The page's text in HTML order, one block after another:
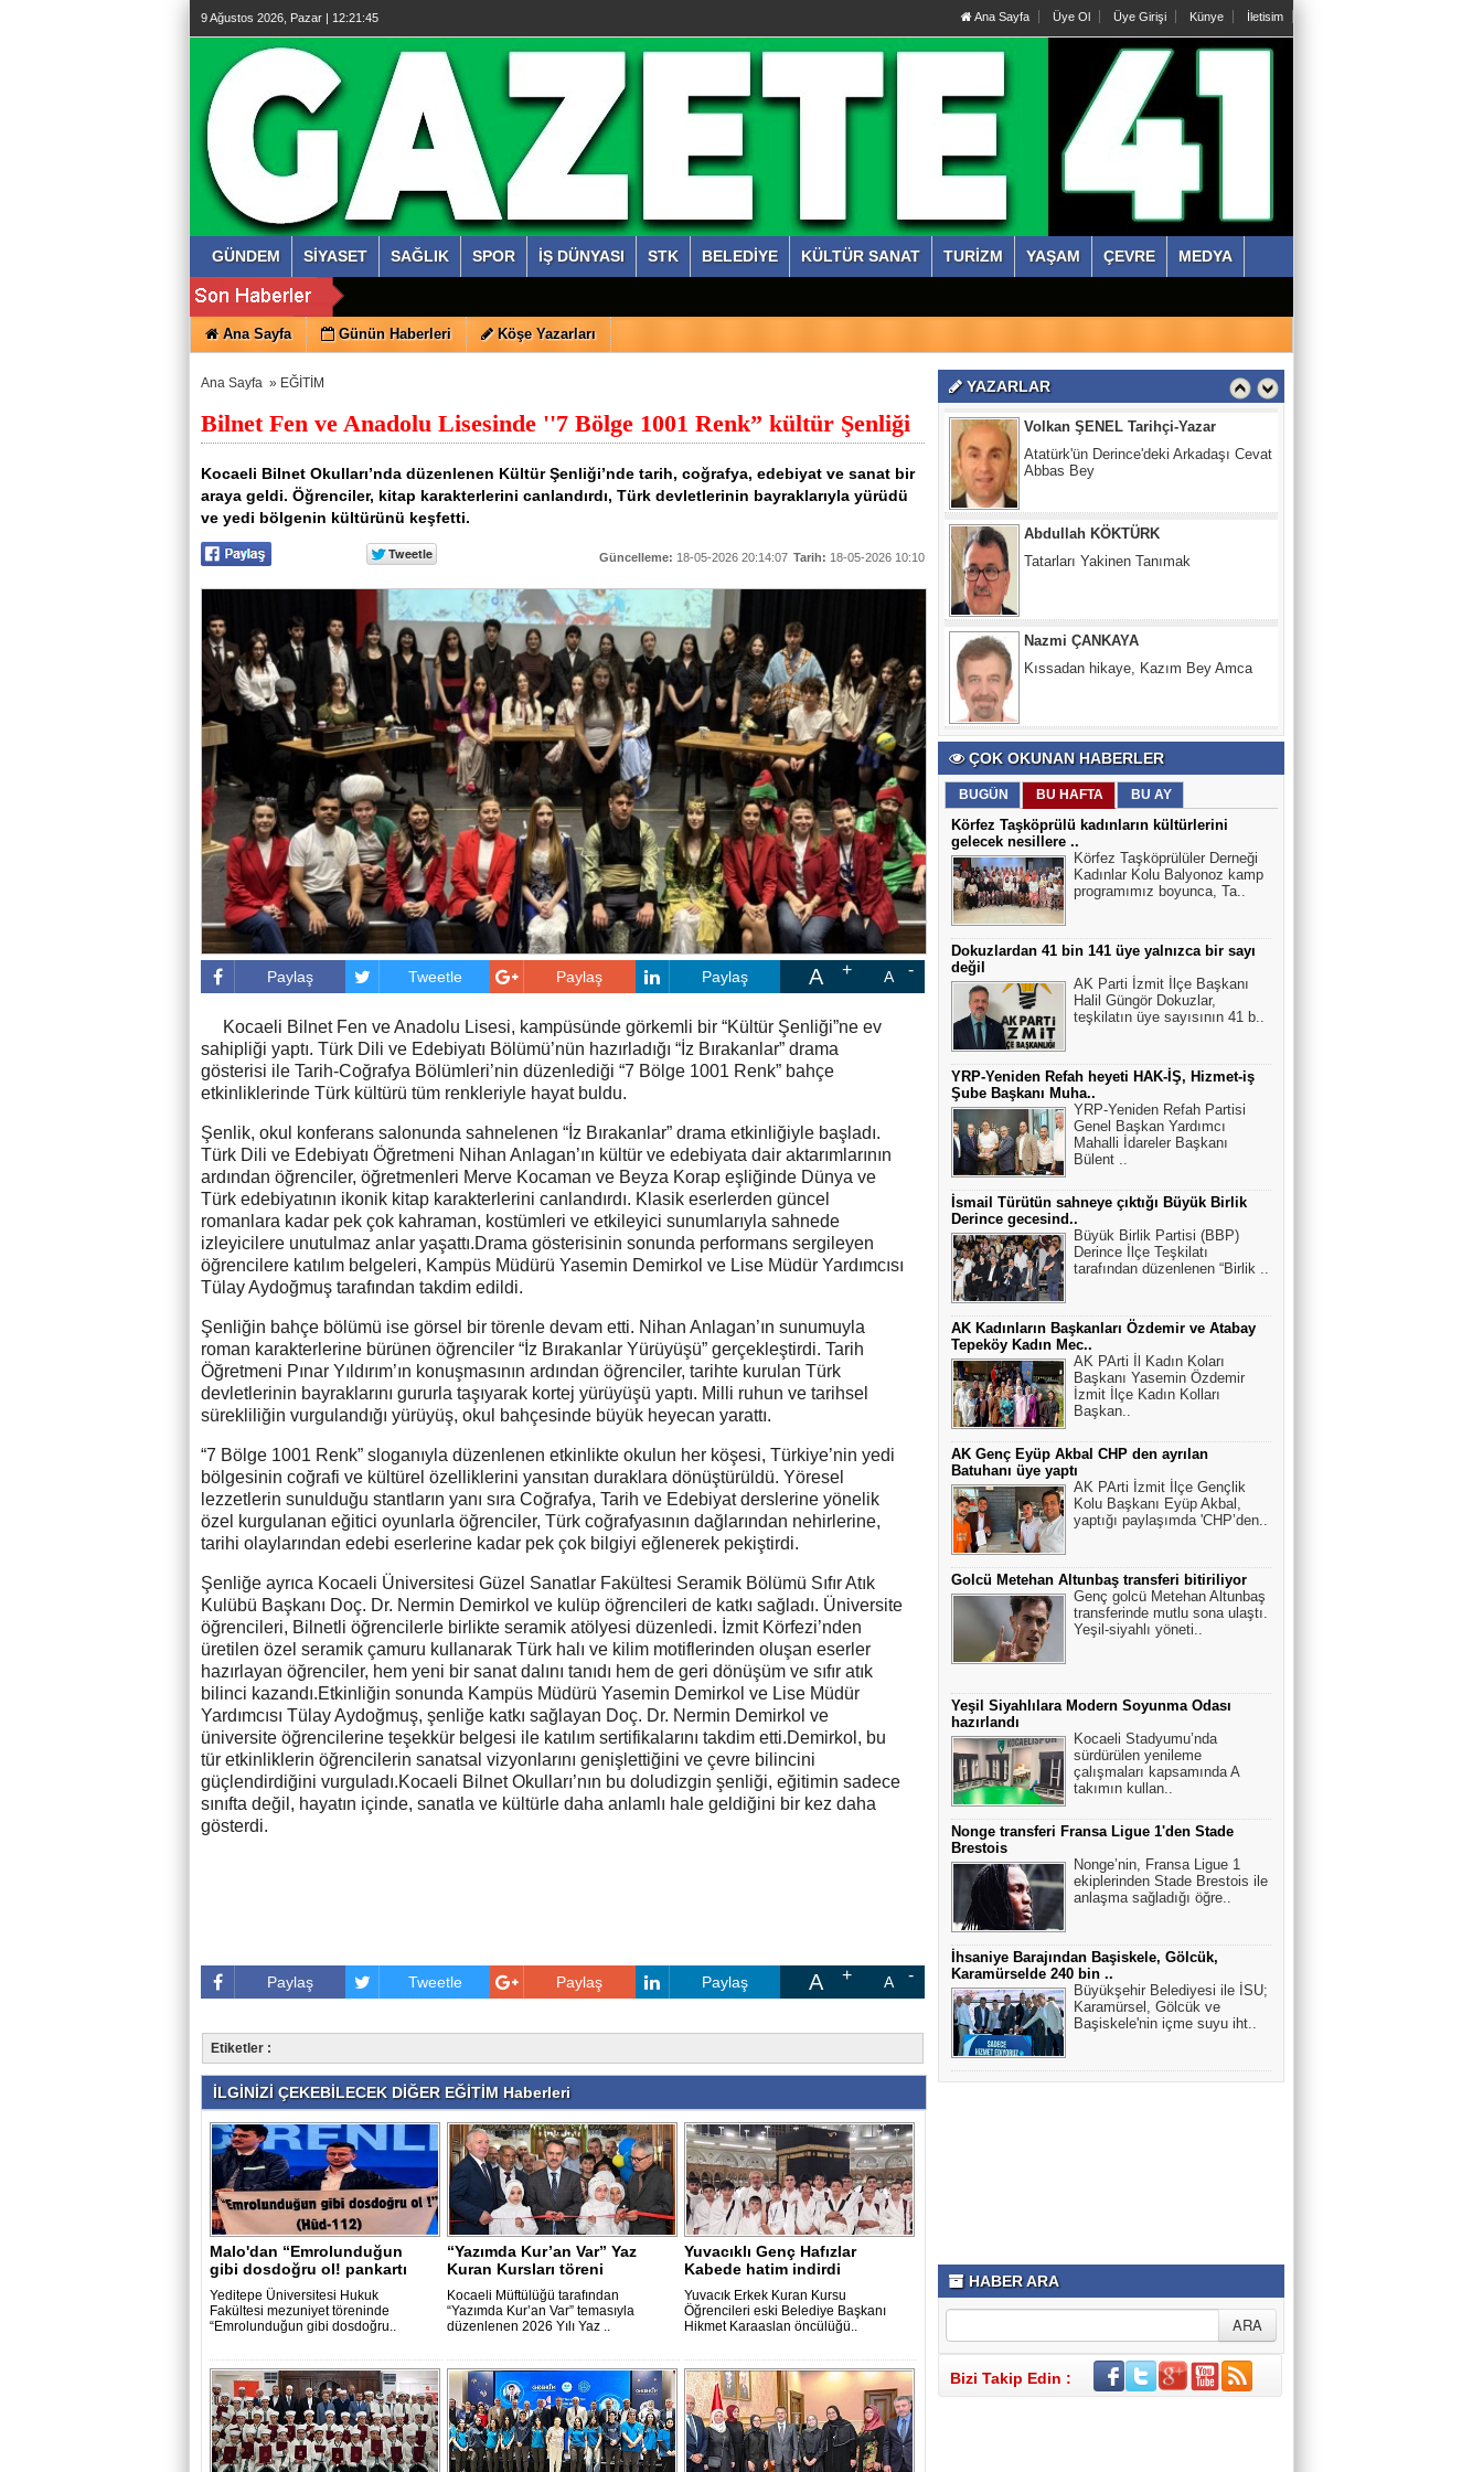
9 Ağustos 2026, Pazar | 12:21:46 Ana Sayfa Üye Ol Üye Girişi Künye İletisim
GÜNDEM SİYASET SAĞLIK SPOR İŞ DÜNYASI STK BELEDİYE KÜLTÜR SANAT TURİZM YAŞAM ÇEVRE MEDYA
Ana Sayfa Günün Haberleri Köşe Yazarları
Ana Sayfa » EĞİTİM
Bilnet Fen ve Anadolu Lisesinde ''7 Bölge 1001 Renk” kültür Şenliği
Kocaeli Bilnet Okulları’nda düzenlenen Kültür Şenliği’nde tarih, coğrafya, edebiyat ve sanat bir
araya geldi. Öğrenciler, kitap karakterlerini canlandırdı, Türk devletlerinin bayraklarıyla yürüdü
ve yedi bölgenin kültürünü keşfetti.
Güncelleme: 18-05-2026 20:14:07 Tarih: 18-05-2026 10:10
Paylaş Tweetle Paylaş Paylaş A A
Kocaeli Bilnet Fen ve Anadolu Lisesi, kampüsünde görkemli bir “Kültür Şenliği”ne ev
sahipliği yaptı. Türk Dili ve Edebiyatı Bölümü’nün hazırladığı “İz Bırakanlar” drama
gösterisi ile Tarih-Coğrafya Bölümleri’nin düzenlediği “7 Bölge 1001 Renk” bahçe
etkinliklerinde Türk kültürü tüm renkleriyle hayat buldu.
Şenlik, okul konferans salonunda sahnelenen “İz Bırakanlar” drama etkinliğiyle başladı.
Türk Dili ve Edebiyatı Öğretmeni Nihan Anlagan’ın kültür ve edebiyata dair aktarımlarının
ardından öğrenciler, öğretmenleri Merve Kocaman ve Beyza Korap eşliğinde Dünya ve
Türk edebiyatının ikonik kitap karakterlerini canlandırdı. Klasik eserlerden güncel
romanlara kadar pek çok kahraman, kostümleri ve etkileyici sunumlarıyla sahnede
izleyicilere unutulmaz anlar yaşattı.Drama gösterisinin sonunda performans sergileyen
öğrencilere katılım belgeleri, Kampüs Müdürü Yasemin Demirkol ve Lise Müdür Yardımcısı
Tülay Aydoğmuş tarafından takdim edildi.
Şenliğin bahçe bölümü ise görsel bir törenle devam etti. Nihan Anlagan’ın sunumuyla
roman karakterlerine bürünen öğrenciler “İz Bırakanlar Yürüyüşü” gerçekleştirdi. Tarih
Öğretmeni Pınar Yıldırım’ın konuşmasının ardından öğrenciler, tarihte kurulan Türk
devletlerinin bayraklarını gururla taşıyarak kortej yürüyüşü yaptı. Milli ruhun ve tarihsel
sürekliliğin vurgulandığı yürüyüş, okul bahçesinde büyük heyecan yarattı.
“7 Bölge 1001 Renk” sloganıyla düzenlenen etkinlikte okulun her köşesi, Türkiye’nin yedi
bölgesinin coğrafi ve kültürel özelliklerini yansıtan duraklara dönüştürüldü. Yöresel
lezzetlerin sunulduğu stantların yanı sıra Coğrafya, Tarih ve Edebiyat derslerine yönelik
özel kurgulanan eğitici oyunlarla öğrenciler, Türk coğrafyasının dağlarından nehirlerine,
tarihi olaylarından edebi eserlerine kadar pek çok bilgiyi eğlenerek pekiştirdi.
Şenliğe ayrıca Kocaeli Üniversitesi Güzel Sanatlar Fakültesi Seramik Bölümü Sıfır Atık
Kulübü Başkanı Doç. Dr. Nermin Demirkol ve kulüp öğrencileri de katkı sağladı. Üniversite
öğrencileri, Bilnetli öğrencilerle birlikte seramik atölyesi düzenledi. İzmit Körfezi’nden
üretilen özel seramik çamuru kullanarak Türk halı ve kilim motiflerinden oluşan eserler
hazırlayan öğrenciler, hem yeni bir sanat dalını tanıdı hem de geri dönüşüm ve sıfır atık
bilinci kazandı.Etkinliğin sonunda Kampüs Müdürü Yasemin Demirkol ve Lise Müdür
Yardımcısı Tülay Aydoğmuş, şenliğe katkı sağlayan Doç. Dr. Nermin Demirkol ve
üniversite öğrencilerine teşekkür belgesi ile katılım sertifikalarını takdim etti.Demirkol, bu
tür etkinliklerin öğrencilerin sanatsal vizyonlarını genişlettiğini ve çevre bilincini
güçlendirdiğini vurguladı.Kocaeli Bilnet Okulları’nın bu doludizgin şenliği, eğitimin sadece
sınıfta değil, hayatın içinde, sanatla ve kültürle daha anlamlı hale geldiğini bir kez daha
gösterdi.
Paylaş Tweetle Paylaş Paylaş A A
Etiketler :
İLGİNİZİ ÇEKEBİLECEK DİĞER EĞİTİM Haberleri
Malo'dan “Emrolunduğun
gibi dosdoğru ol! pankartı
Yeditepe Üniversitesi Hukuk
Fakültesi mezuniyet töreninde
“Emrolunduğun gibi dosdoğru..
“Yazımda Kur’an Var” Yaz
Kuran Kursları töreni
Kocaeli Müftülüğü tarafından
“Yazımda Kur’an Var” temasıyla
düzenlenen 2026 Yılı Yaz ..
Yuvacıklı Genç Hafızlar
Kabede hatim indirdi
Yuvacık Erkek Kuran Kursu
Öğrencileri eski Belediye Başkanı
Hikmet Karaaslan öncülüğü..
YAZARLAR
Abdullah KÖKTÜRK
Tatarları Yakinen Tanımak
Nazmi ÇANKAYA
Kıssadan hikaye, Kazım Bey Amca
Süleyman DURAK
Başiskelede Özlü'nün Tarih Yolu Projesi
Atatürk'ün Derince'deki Arkadaşı Cevat
Abbas Bey
Abdullah KÖKTÜRK
Tatarları Yakinen Tanımak
Nazmi ÇANKAYA
Süleyman DURAK
ÇOK OKUNAN HABERLER
BUGÜN BU HAFTA BU AY
Körfez Taşköprülü kadınların kültürlerini
gelecek nesillere ..
Körfez Taşköprülüler Derneği
Kadınlar Kolu Balyonoz kamp
programımız boyunca, Ta..
Dokuzlardan 41 bin 141 üye yalnızca bir sayı
değil
AK Parti İzmit İlçe Başkanı
Halil Güngör Dokuzlar,
teşkilatın üye sayısının 41 b..
YRP-Yeniden Refah heyeti HAK-İŞ, Hizmet-iş
Şube Başkanı Muha..
YRP-Yeniden Refah Partisi
Genel Başkan Yardımcı
Mahalli İdareler Başkanı
Bülent ..
İsmail Türütün sahneye çıktığı Büyük Birlik
Derince gecesind..
Büyük Birlik Partisi (BBP)
Derince İlçe Teşkilatı
tarafından düzenlenen “Birlik ..
AK Kadınların Başkanları Özdemir ve Atabay
Tepeköy Kadın Mec..
AK PArti İl Kadın Koları
Başkanı Yasemin Özdemir
İzmit İlçe Kadın Kolları
Başkan..
AK Genç Eyüp Akbal CHP den ayrılan
Batuhanı üye yaptı
AK PArti İzmit İlçe Gençlik
Kolu Başkanı Eyüp Akbal,
yaptığı paylaşımda 'CHP’den..
Golcü Metehan Altunbaş transferi bitiriliyor
Genç golcü Metehan Altunbaş
transferinde mutlu sona ulaştı.
Yeşil-siyahlı yöneti..
Yeşil Siyahlılara Modern Soyunma Odası
hazırlandı
Kocaeli Stadyumu’nda
sürdürülen yenileme
çalışmaları kapsamında A
takımın kullan..
Nonge transferi Fransa Ligue 1'den Stade
Brestois
Nonge’nin, Fransa Ligue 1
ekiplerinden Stade Brestois ile
anlaşma sağladığı öğre..
İhsaniye Barajından Başiskele, Gölcük,
Karamürselde 240 bin ..
Büyükşehir Belediyesi ile İSU;
Karamürsel, Gölcük ve
Başiskele'nin içme suyu iht..
HABER ARA
Bizi Takip Edin :